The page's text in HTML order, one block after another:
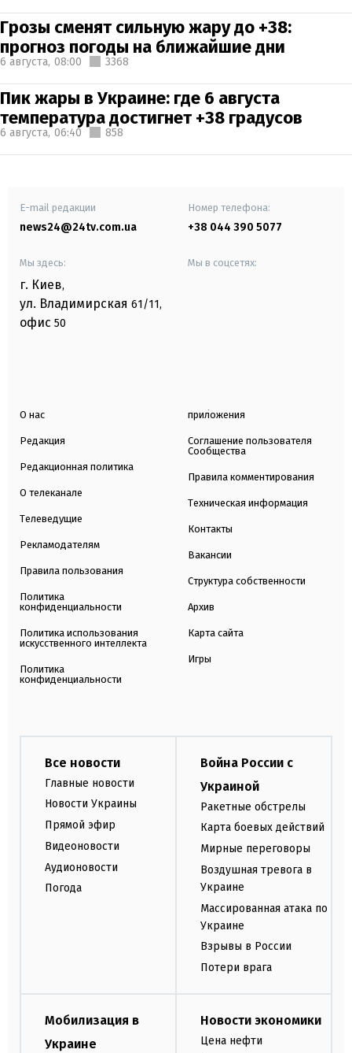
Грозы сменят сильную жару до +38:
прогноз погоды на ближайшие дни
6 августа, 08:00 3368
Пик жары в Украине: где 6 августа
температура достигнет +38 градусов
6 августа, 06:40 858
E-mail редакции
news24@24tv.com.ua
Номер телефона:
+38 044 390 5077
Мы здесь:
г. Киев,
ул. Владимирская 61/11,
офис 50
Мы в соцсетях:
О нас
Редакция
Редакционная политика
О телеканале
Телеведущие
Рекламодателям
Правила пользования
Политика
конфиденциальности
Политика использования
искусственного интеллекта
Политика
конфиденциальности
приложения
Соглашение пользователя
Сообщества
Правила комментирования
Техническая информация
Контакты
Вакансии
Структура собственности
Архив
Карта сайта
Игры
Все новости
Главные новости
Новости Украины
Прямой эфир
Видеоновости
Аудионовости
Погода
Война России с
Украиной
Ракетные обстрелы
Карта боевых действий
Мирные переговоры
Воздушная тревога в
Украине
Массированная атака по
Украине
Взрывы в России
Потери врага
Мобилизация в
Украине
Новости экономики
Цена нефти